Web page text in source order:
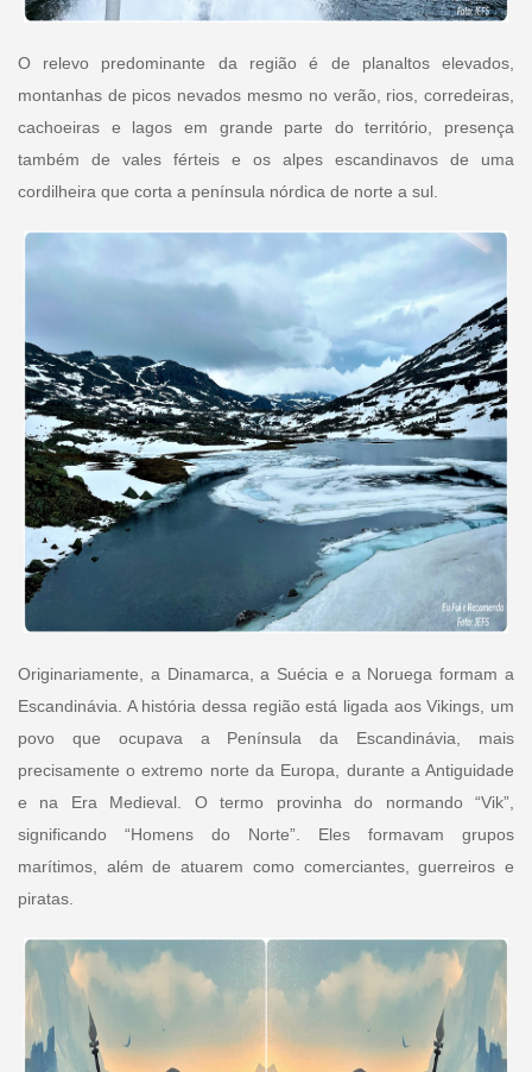
O relevo predominante da região é de planaltos elevados,
montanhas de picos nevados mesmo no verão, rios, corredeiras,
cachoeiras e lagos em grande parte do território, presença
também de vales férteis e os alpes escandinavos de uma
cordilheira que corta a península nórdica de norte a sul.
Originariamente, a Dinamarca, a Suécia e a Noruega formam a
Escandinávia. A história dessa região está ligada aos Vikings, um
povo que ocupava a Península da Escandinávia, mais
precisamente o extremo norte da Europa, durante a Antiguidade
e na Era Medieval. O termo provinha do normando “Vik”,
significando “Homens do Norte”. Eles formavam grupos
marítimos, além de atuarem como comerciantes, guerreiros e
piratas.